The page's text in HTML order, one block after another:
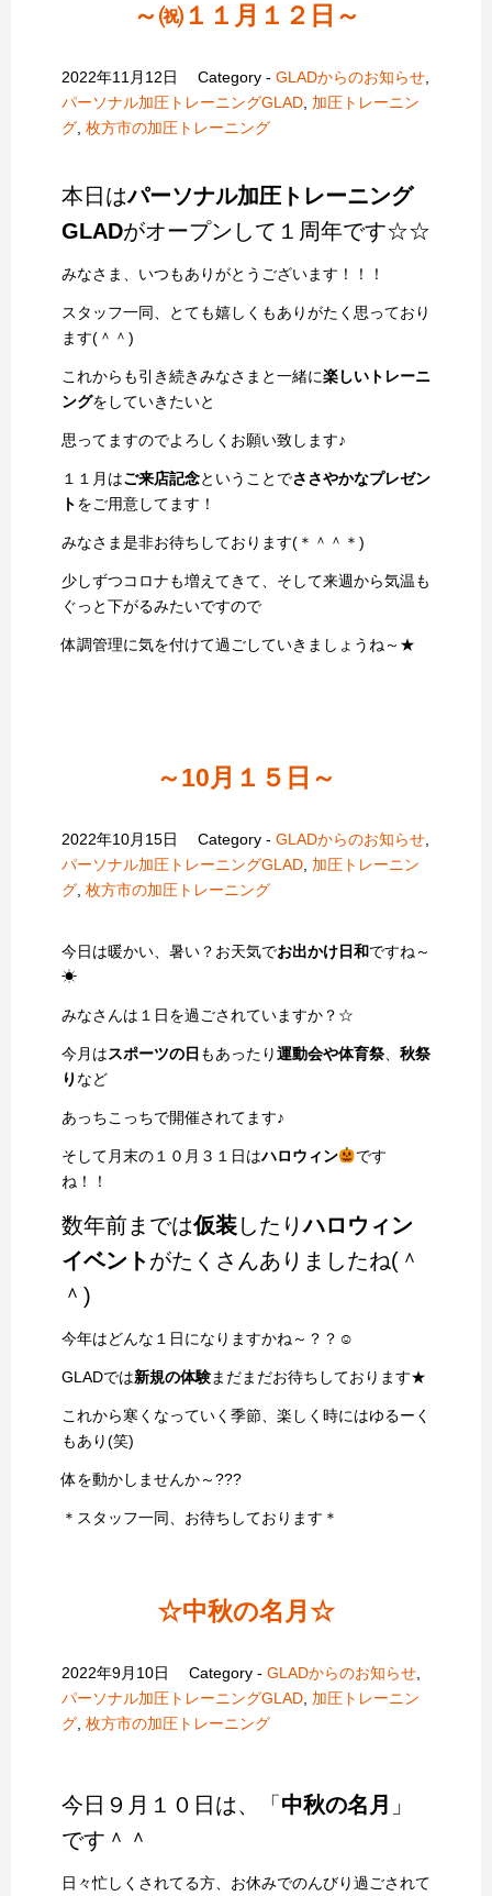
～㈷１１月１２日～
2022年11月12日 Category -GLADからのお知らせ
パーソナル加圧トレーニングGLAD 加圧トレーニン
グ 枚方市の加圧トレーニング
本日はパーソナル加圧トレーニング
GLADがオープンして１周年です☆☆
みなさま、いつもありがとうございます！！！
スタッフ一同、とても嬉しくもありがたく思っており
ます(＾＾)
これからも引き続きみなさまと一緒に楽しいトレーニ
ングをしていきたいと
思ってますのでよろしくお願い致します♪
１１月はご来店記念ということでささやかなプレゼン
トをご用意してます！
みなさま是非お待ちしております(＊＾＾＊)
少しずつコロナも増えてきて、そして来週から気温も
ぐっと下がるみたいですので
体調管理に気を付けて過ごしていきましょうね～★
～10月１５日～
2022年10月15日 Category -GLADからのお知らせ
パーソナル加圧トレーニングGLAD 加圧トレーニン
グ 枚方市の加圧トレーニング
今日は暖かい、暑い？お天気でお出かけ日和ですね～
☀
みなさんは１日を過ごされていますか？☆
今月はスポーツの日 もあったり運動会や体育祭、 秋祭
り など
あっちこっちで開催されてます♪
そして月末の１０月３１日はハロウィン
です
ね！！
数年前までは仮装したりハロウィン
イベントがたくさんありましたね(＾
＾)
今年はどんな１日になりますかね～？？☺
GLADでは新規の体験まだまだお待ちしております★
これから寒くなっていく季節、楽しく時にはゆるーく
もあり(笑)
体を動かしませんか～???
＊スタッフ一同、お待ちしております＊
☆中秋の名月☆
2022年9月10日 Category -GLADからのお知らせ,
パーソナル加圧トレーニングGLAD, 加圧トレーニン
グ, 枚方市の加圧トレーニング
今日９月１０日は、「 中秋の名月 」
です＾＾
日々忙しくされてる方、お休みでのんびり過ごされて